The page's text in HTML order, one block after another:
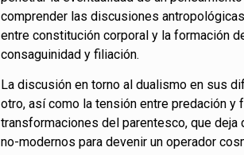
comprender las discusiones
entre constitución corporal y la formación
consaguinidad y filiación.
La discusión en torno al dualismo en sus
otro, así como la tensión entre predación
transformaciones del parentesco, que
no-modernos para devenir un operador